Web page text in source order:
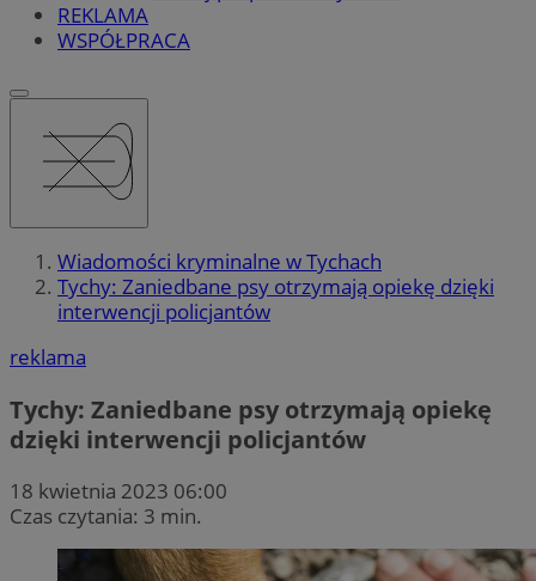
REKLAMA
WSPÓŁPRACA
Wiadomości kryminalne w Tychach
Tychy: Zaniedbane psy otrzymają opiekę dzięki
interwencji policjantów
reklama
Tychy: Zaniedbane psy otrzymają opiekę
dzięki interwencji policjantów
18 kwietnia 2023 06:00
Czas czytania: 3 min.